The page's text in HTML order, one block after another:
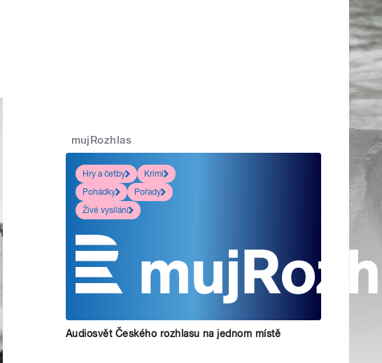
mujRozhlas
Hry a četby
Krimi
Pohádky
Pořady
Živé vysílání
Audiosvět Českého rozhlasu na jednom místě